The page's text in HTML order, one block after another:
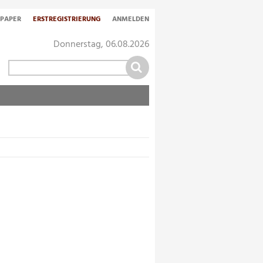
Donnerstag, 06.08.2026
ERSTREGISTRIERUNG ANMELDEN